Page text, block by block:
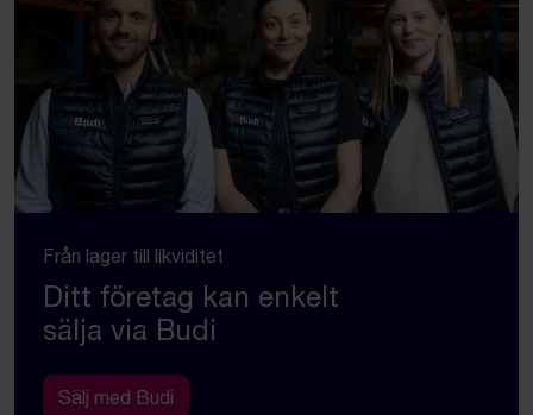
Från lager till likviditet
Ditt företag kan enkelt
sälja via Budi
Sälj med Budi